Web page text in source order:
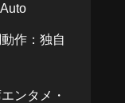
作：独自
ンタメ・